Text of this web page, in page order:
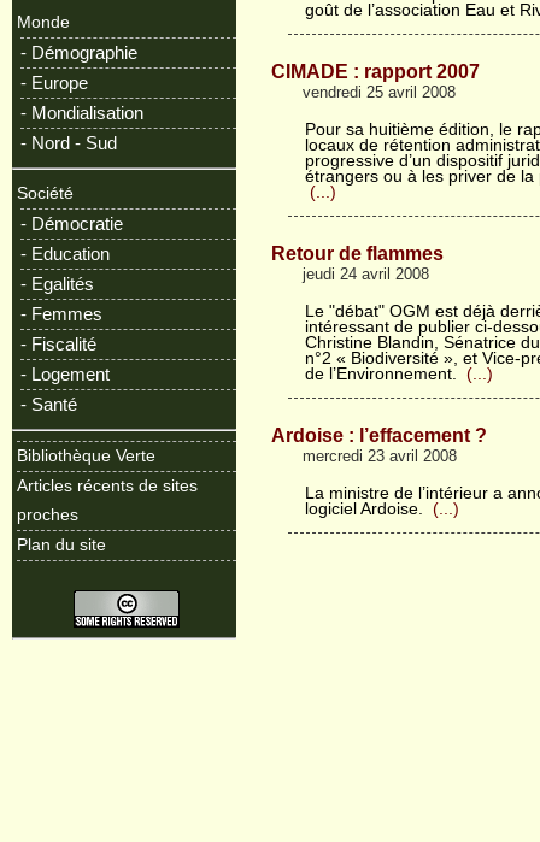
Monde
- Démographie
- Europe
- Mondialisation
- Nord - Sud
Société
- Démocratie
- Education
- Egalités
- Femmes
- Fiscalité
- Logement
- Santé
Bibliothèque Verte
Articles récents de sites
proches
Plan du site
goût de l’association Eau et
CIMADE : rapport 2007
vendredi 25 avril 2008
Pour sa huitième édition, le
locaux de rétention
progressive d’un dispositif
étrangers ou à les priver de la
(...)
Retour de flammes
jeudi 24 avril 2008
Le "débat" OGM est déjà
intéressant de publier ci-
Christine Blandin, Sénatrice
n°2 « Biodiversité », et Vice-
de l’Environnement.
(...)
Ardoise : l’effacement ?
mercredi 23 avril 2008
La ministre de l’intérieur a
logiciel Ardoise.
(...)